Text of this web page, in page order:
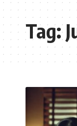
Tag: